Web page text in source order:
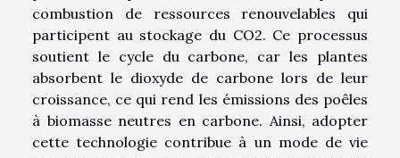
combustion de ressources renouvelables qui
participent au stockage du CO2. Ce processus
soutient le cycle du carbone, car les plantes
absorbent le dioxyde de carbone lors de leur
croissance, ce qui rend les émissions des poêles
à biomasse neutres en carbone. Ainsi, adopter
cette technologie contribue à un mode de vie